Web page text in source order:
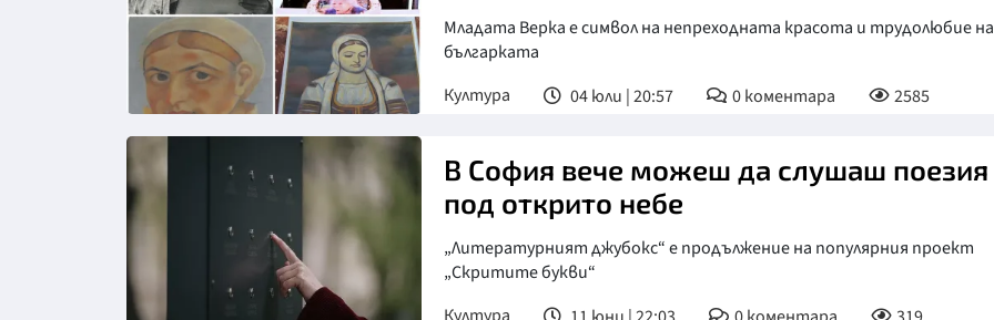
Снимка: ретро
Младата Верка е символ на непреходната красота и трудолюбие на
българката
Култура
04 юли | 20:57 0коментара 2585
В София вече можеш да слушаш поезия
под открито небе
„Литературният джубокс“ е продължение на популярния проект
„Скритите букви“